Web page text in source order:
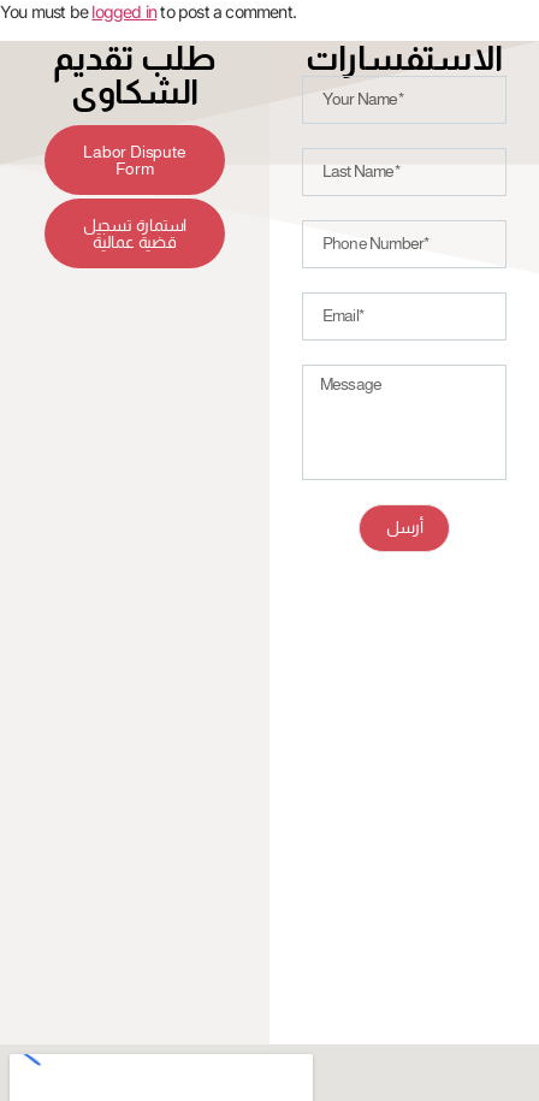
You must belogged into post a comment.
طلب تقديم
الشكاوى
Labor Dispute
Form
استمارة تسجيل
قضية عمالية
الاستفسارات
أرسل